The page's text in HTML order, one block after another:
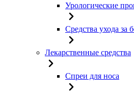
Урологические
Средства ухода за
Лекарственные средства
Спреи для носа